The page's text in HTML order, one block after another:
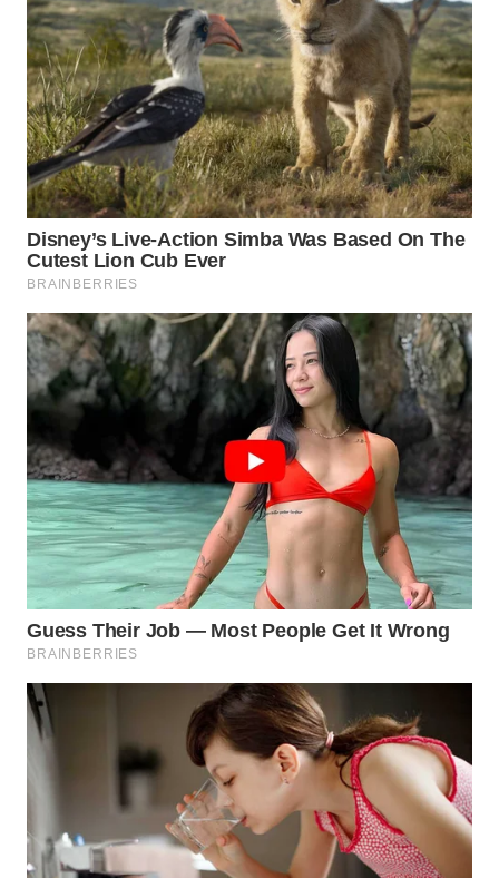
LAWAS
WN
SUMEDANG
WN
CIANJUR
WN
KEPULAUAN
SERIBU
WN
TANGERANG
BINJAI
WN
CIREBON
INDRAMAYU
KUNINGAN
MAJALENGKA
WN
SUBANG